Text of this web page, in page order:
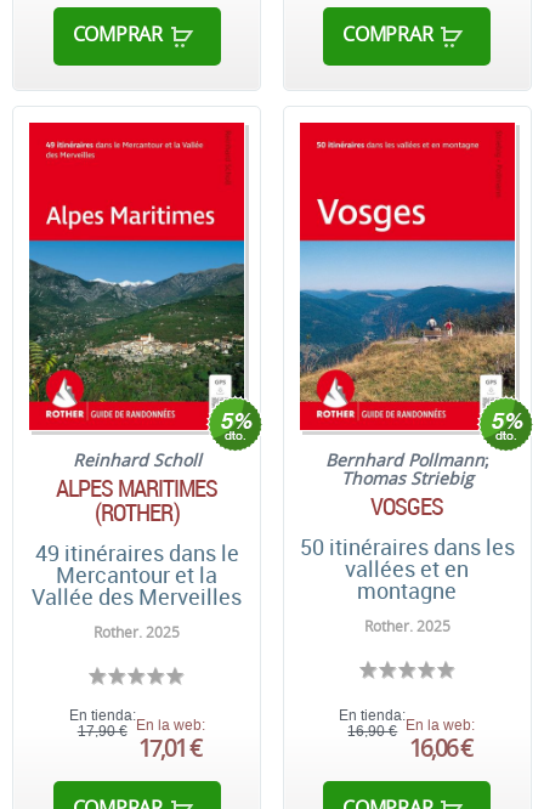
COMPRAR COMPRAR
Reinhard Scholl
ALPES MARITIMES
(ROTHER)
49 itinéraires dans le
Mercantour et la
Vallée des Merveilles
Rother. 2025
En tienda:
17,90 € En la web:
17,01 €
Bernhard Pollmann;
Thomas Striebig
VOSGES
50 itinéraires dans les
vallées et en
montagne
Rother. 2025
En tienda:
16,90 € En la web:
16,06 €